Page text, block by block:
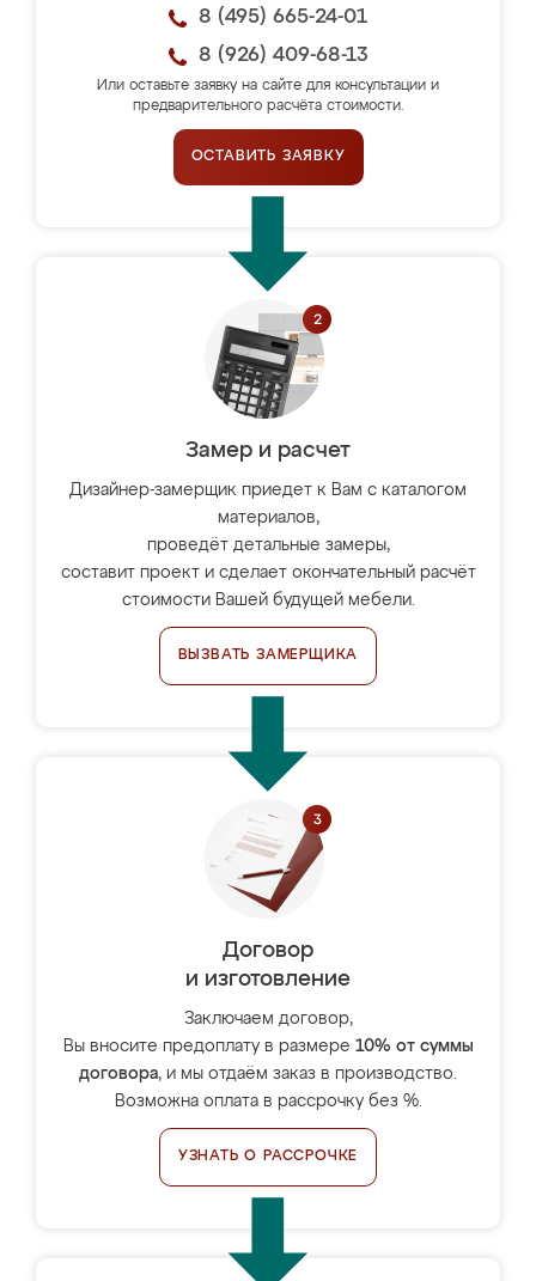
8 (495) 665-24-01
8 (926) 409-68-13
Или оставьте заявку на сайте для консультации и
предварительного расчёта стоимости.
ОСТАВИТЬ ЗАЯВКУ
Замер и расчет
Дизайнер-замерщик приедет к Вам с каталогом
материалов,
проведёт детальные замеры,
составит проект и сделает окончательный расчёт
стоимости Вашей будущей мебели.
ВЫЗВАТЬ ЗАМЕРЩИКА
Договор
и изготовление
Заключаем договор,
Вы вносите предоплату в размере 10% от суммы
договора, и мы отдаём заказ в производство.
Возможна оплата в рассрочку без %.
УЗНАТЬ О РАССРОЧКЕ